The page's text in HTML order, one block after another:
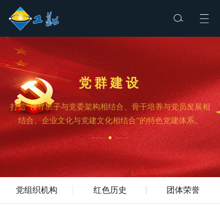
党群建设
打造“领导班子与党委架构相结合、骨干培养与党员发展相
结合、企业文化与党建文化相结合”的特色党建体系。
党组织机构 红色历史 团体荣誉